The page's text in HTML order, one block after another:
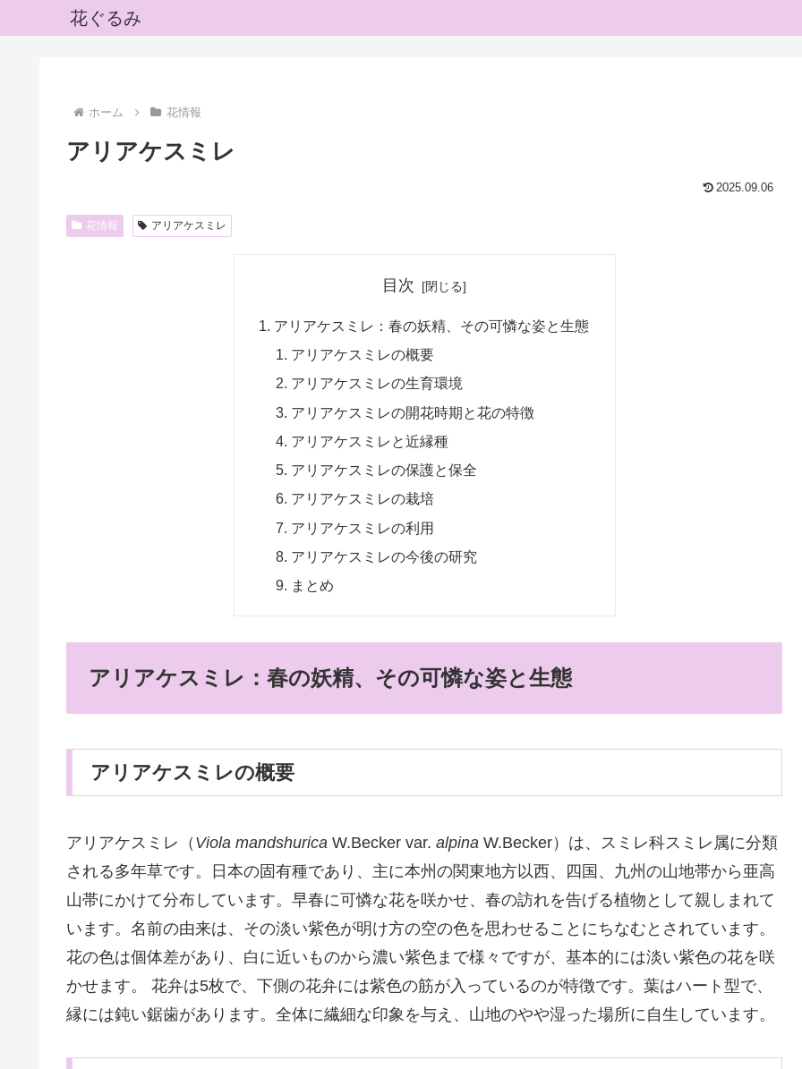
花ぐるみ
ホーム 花情報
アリアケスミレ
2025.09.06
花情報 アリアケスミレ
目次
アリアケスミレ：春の妖精、その可憐な姿と生態
アリアケスミレの概要
アリアケスミレの生育環境
アリアケスミレの開花時期と花の特徴
アリアケスミレと近縁種
アリアケスミレの保護と保全
アリアケスミレの栽培
アリアケスミレの利用
アリアケスミレの今後の研究
まとめ
アリアケスミレ：春の妖精、その可憐な姿と生態
アリアケスミレの概要
アリアケスミレ（ Viola mandshurica W.Becker var. alpina W.Becker）は、スミレ科スミレ属に分類
される多年草です。日本の固有種であり、主に本州の関東地方以西、四国、九州の山地帯から亜高
山帯にかけて分布しています。早春に可憐な花を咲かせ、春の訪れを告げる植物として親しまれて
います。名前の由来は、その淡い紫色が明け方の空の色を思わせることにちなむとされています。
花の色は個体差があり、白に近いものから濃い紫色まで様々ですが、基本的には淡い紫色の花を咲
かせます。 花弁は5枚で、下側の花弁には紫色の筋が入っているのが特徴です。葉はハート型で、
縁には鈍い鋸歯があります。全体に繊細な印象を与え、山地のやや湿った場所に自生しています。